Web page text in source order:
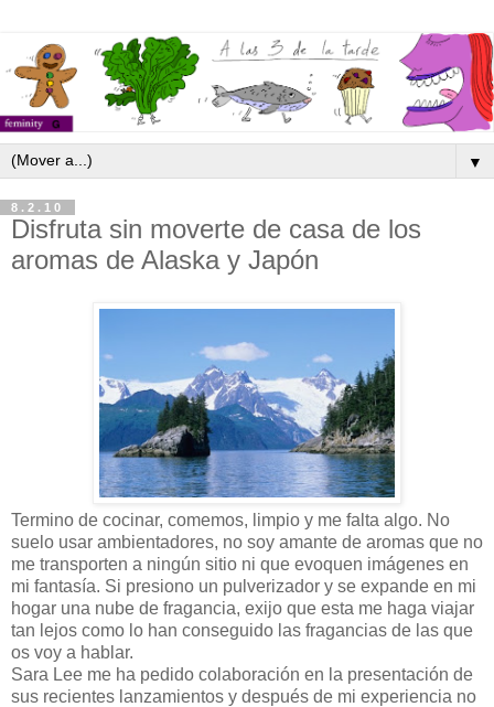
▼
8.2.10
Disfruta sin moverte de casa de los
aromas de Alaska y Japón
Termino de cocinar, comemos, limpio y me falta algo. No
suelo usar ambientadores, no soy amante de aromas que no
me transporten a ningún sitio ni que evoquen imágenes en
mi fantasía. Si presiono un pulverizador y se expande en mi
hogar una nube de fragancia, exijo que esta me haga viajar
tan lejos como lo han conseguido las fragancias de las que
os voy a hablar.
Sara Lee me ha pedido colaboración en la presentación de
sus recientes lanzamientos y después de mi experiencia no